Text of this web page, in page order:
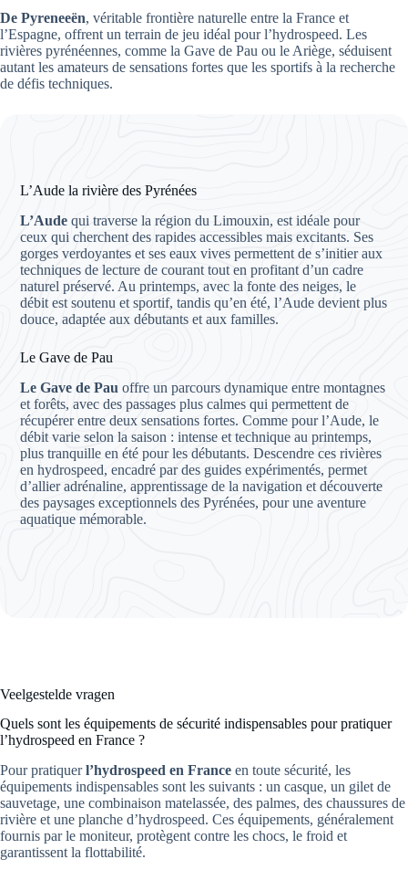
De Pyreneeën, véritable frontière naturelle entre la France et
l’Espagne, offrent un terrain de jeu idéal pour l’hydrospeed. Les
rivières pyrénéennes, comme la Gave de Pau ou le Ariège, séduisent
autant les amateurs de sensations fortes que les sportifs à la recherche
de défis techniques.
L’Aude la rivière des Pyrénées
L’Aude qui traverse la région du Limouxin, est idéale pour
ceux qui cherchent des rapides accessibles mais excitants. Ses
gorges verdoyantes et ses eaux vives permettent de s’initier aux
techniques de lecture de courant tout en profitant d’un cadre
naturel préservé. Au printemps, avec la fonte des neiges, le
débit est soutenu et sportif, tandis qu’en été, l’Aude devient plus
douce, adaptée aux débutants et aux familles.
Le Gave de Pau
Le Gave de Pau offre un parcours dynamique entre montagnes
et forêts, avec des passages plus calmes qui permettent de
récupérer entre deux sensations fortes. Comme pour l’Aude, le
débit varie selon la saison : intense et technique au printemps,
plus tranquille en été pour les débutants. Descendre ces rivières
en hydrospeed, encadré par des guides expérimentés, permet
d’allier adrénaline, apprentissage de la navigation et découverte
des paysages exceptionnels des Pyrénées, pour une aventure
aquatique mémorable.
Veelgestelde vragen
Quels sont les équipements de sécurité indispensables pour pratiquer
l’hydrospeed en France ?
Pour pratiquerl’hydrospeed en France en toute sécurité, les
équipements indispensables sont les suivants : un casque, un gilet de
sauvetage, une combinaison matelassée, des palmes, des chaussures de
rivière et une planche d’hydrospeed. Ces équipements, généralement
fournis par le moniteur, protègent contre les chocs, le froid et
garantissent la flottabilité.